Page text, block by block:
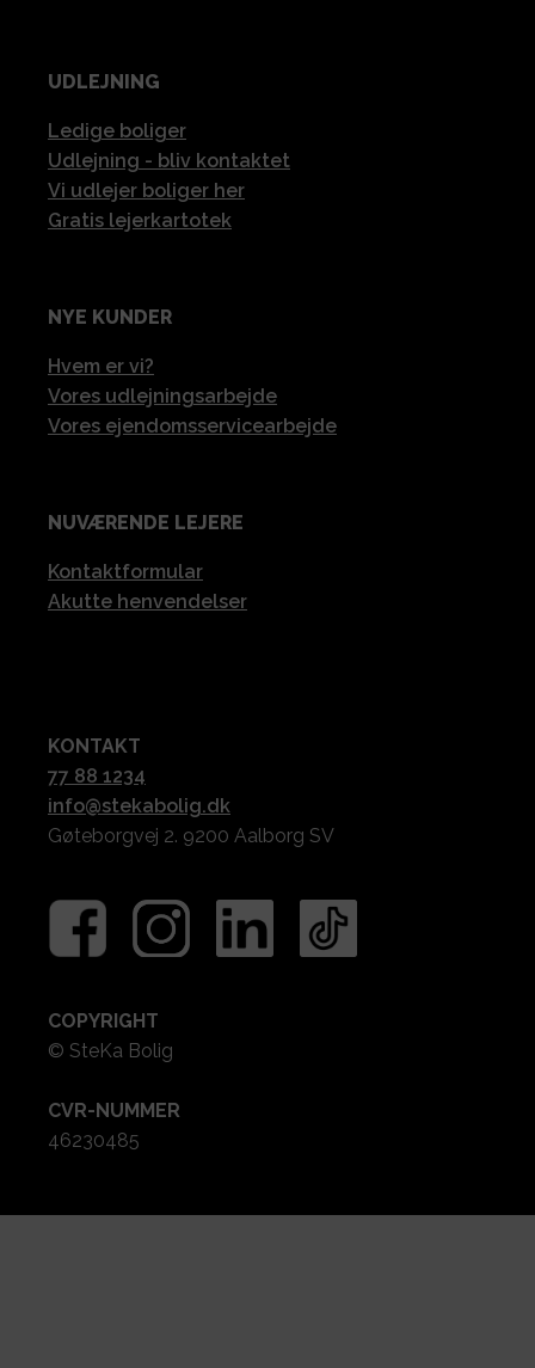
UDLEJNING
Ledige boliger
Udlejning - bliv kontaktet
Vi udlejer boliger her
Gratis lejerkartotek
NYE KUNDER
Hvem er vi?
Vores udlejningsarbejde
Vores ejendomsservicearbejde
NUVÆRENDE LEJERE
Kontaktformular
Akutte henvendelser
KONTAKT
77 88 1234
info@stekabolig.dk
Gøteborgvej 2. 9200 Aalborg SV
COPYRIGHT
© SteKa Bolig
CVR-NUMMER
46230485